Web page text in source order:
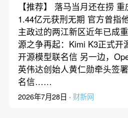
【推荐】 落马当月还在捞
1.44亿元获刑无期 官方曾指
主政过的两江新区近年已成
源之争再起：Kimi K3正式开
开源模型联名信 另一边，
英伟达创始人黄仁勋牵头签
名信……
2026年7月28日 · 财新网